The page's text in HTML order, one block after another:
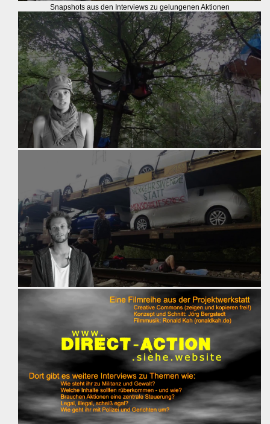
Snapshots aus den Interviews zu gelungenen Aktionen